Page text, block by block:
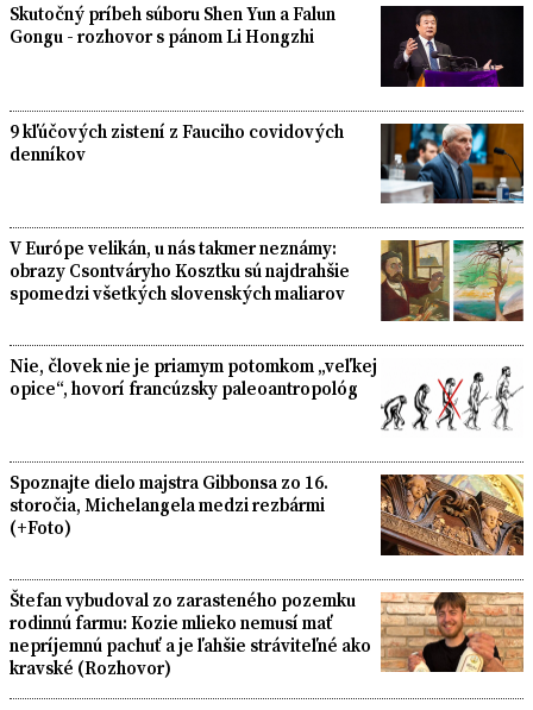
Skutočný príbeh súboru Shen Yun a Falun
Gongu - rozhovor s pánom Li Hongzhi
9 kľúčových zistení z Fauciho covidových
denníkov
V Európe velikán, u nás takmer neznámy:
obrazy Csontváryho Kosztku sú najdrahšie
spomedzi všetkých slovenských maliarov
Nie, človek nie je priamym potomkom „veľkej
opice“, hovorí francúzsky paleoantropológ
Spoznajte dielo majstra Gibbonsa zo 16.
storočia, Michelangela medzi rezbármi
(+Foto)
Štefan vybudoval zo zarasteného pozemku
rodinnú farmu: Kozie mlieko nemusí mať
nepríjemnú pachuť a je ľahšie stráviteľné ako
kravské (Rozhovor)